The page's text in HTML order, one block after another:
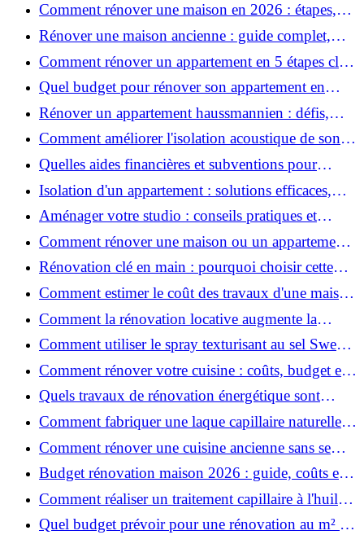
Comment rénover une maison en 2026 : étapes,
coûts et conseils ?
Rénover une maison ancienne : guide complet,
étapes, budget et astuces
Comment rénover un appartement en 5 étapes clés
?
Quel budget pour rénover son appartement en
2026 ?
Rénover un appartement haussmannien : défis,
conseils pratiques et estimation des prix
Comment améliorer l'isolation acoustique de son
appartement ?
Quelles aides financières et subventions pour
rénover votre appartement en 2026 ?
Isolation d'un appartement : solutions efficaces,
prix et conseils
Aménager votre studio : conseils pratiques et
erreurs à éviter
Comment rénover une maison ou un appartement
avec 50 000 € : budget, étapes et astuces ?
Rénovation clé en main : pourquoi choisir cette
solution et à quoi faire attention ?
Comment estimer le coût des travaux d'une maison
?
Comment la rénovation locative augmente la
rentabilité de votre parc immobilier ?
Comment utiliser le spray texturisant au sel Sweet
Salt pour des cheveux effet plage ?
Comment rénover votre cuisine : coûts, budget et
astuces bois ?
Quels travaux de rénovation énergétique sont
éligibles à MaPrimeRénov' ?
Comment fabriquer une laque capillaire naturelle
maison ?
Comment rénover une cuisine ancienne sans se
ruiner ?
Budget rénovation maison 2026 : guide, coûts et
astuces
Comment réaliser un traitement capillaire à l'huile
maison efficace ?
Quel budget prévoir pour une rénovation au m² en